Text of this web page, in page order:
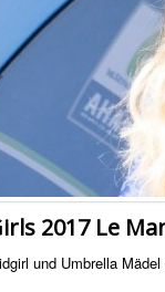
2017 Le
und Umbrella